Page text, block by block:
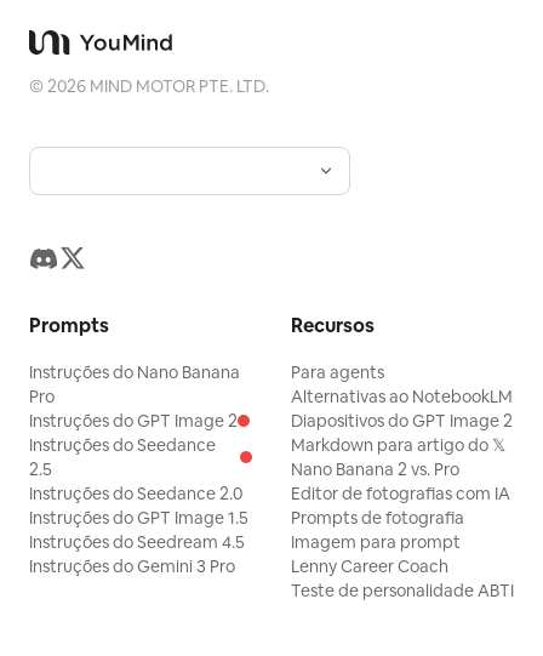
©2026 MIND MOTOR PTE. LTD.
Prompts
Instruções do Nano Banana
Pro
Instruções do GPT Image 2
Instruções do Seedance
2.5
Instruções do Seedance 2.0
Instruções do GPT Image 1.5
Instruções do Seedream 4.5
Instruções do Gemini 3 Pro
Recursos
Para agents
Alternativas ao NotebookLM
Diapositivos do GPT Image 2
Markdown para artigo do 𝕏
Nano Banana 2 vs. Pro
Editor de fotografias com IA
Prompts de fotografia
Imagem para prompt
Lenny Career Coach
Teste de personalidade ABTI